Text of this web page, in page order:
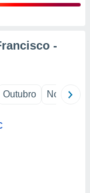
-
Outubro Novembro